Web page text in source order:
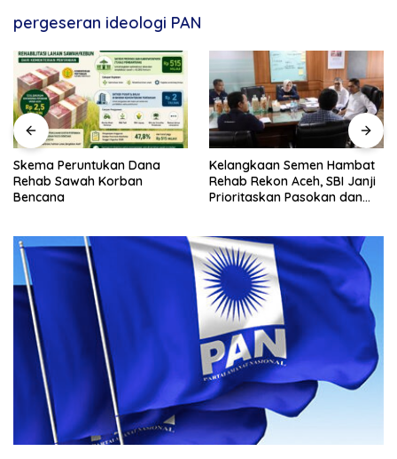
pergeseran ideologi PAN
Skema Peruntukan Dana
Rehab Sawah Korban
Bencana
Kelangkaan Semen Hambat
Rehab Rekon Aceh, SBI Janji
Prioritaskan Pasokan dan